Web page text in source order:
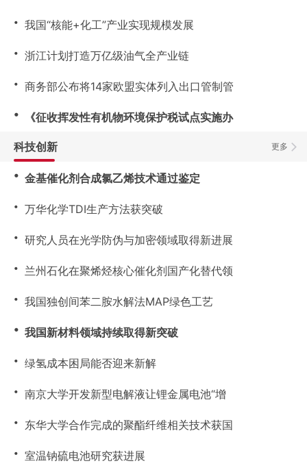
・ 我国“核能+化工”产业实现规模发展
・ 浙江计划打造万亿级油气全产业链
・ 商务部公布将14家欧盟实体列入出口管制管
・ 《征收挥发性有机物环境保护税试点实施办
更多
科技创新
・ 金基催化剂合成氯乙烯技术通过鉴定
・ 万华化学TDI生产方法获突破
・ 研究人员在光学防伪与加密领域取得新进展
・ 兰州石化在聚烯烃核心催化剂国产化替代领
・ 我国独创间苯二胺水解法MAP绿色工艺
・ 我国新材料领域持续取得新突破
・ 绿氢成本困局能否迎来新解
・ 南京大学开发新型电解液让锂金属电池“增
・ 东华大学合作完成的聚酯纤维相关技术获国
・ 室温钠硫电池研究获进展